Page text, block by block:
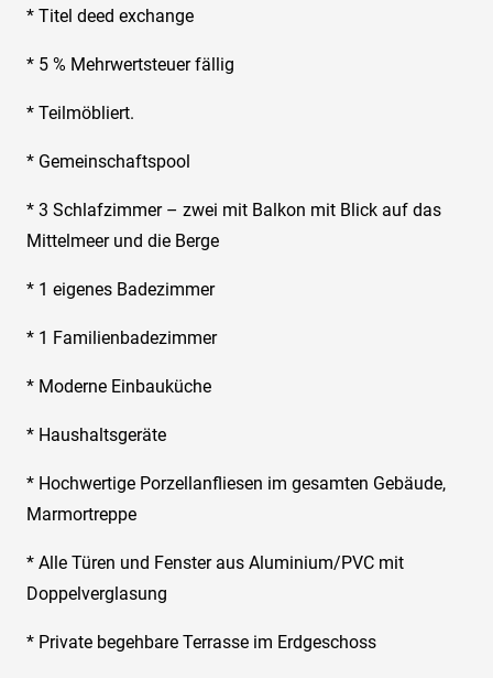
* Titel deed exchange
* 5 % Mehrwertsteuer fällig
* Teilmöbliert.
* Gemeinschaftspool
* 3 Schlafzimmer – zwei mit Balkon mit Blick auf das
Mittelmeer und die Berge
* 1 eigenes Badezimmer
* 1 Familienbadezimmer
* Moderne Einbauküche
* Haushaltsgeräte
* Hochwertige Porzellanfliesen im gesamten Gebäude,
Marmortreppe
* Alle Türen und Fenster aus Aluminium/PVC mit
Doppelverglasung
* Private begehbare Terrasse im Erdgeschoss